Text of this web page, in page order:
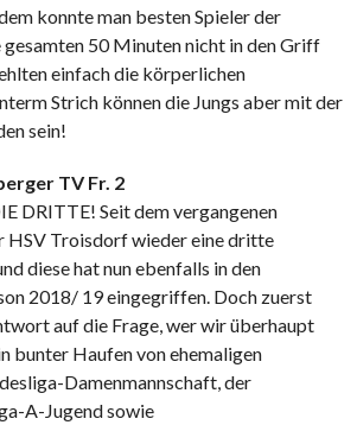
konnte man besten Spieler der
gesamten 50 Minuten nicht in den Griff
einfach die körperlichen
Strich können die Jungs aber mit der
sein!
TV Fr. 2
DRITTE! Seit dem vergangenen
HSV Troisdorf wieder eine dritte
diese hat nun ebenfalls in den
2018/ 19 eingegriffen. Doch zuerst
auf die Frage, wer wir überhaupt
bunter Haufen von ehemaligen
Damenmannschaft, der
A-Jugend sowie